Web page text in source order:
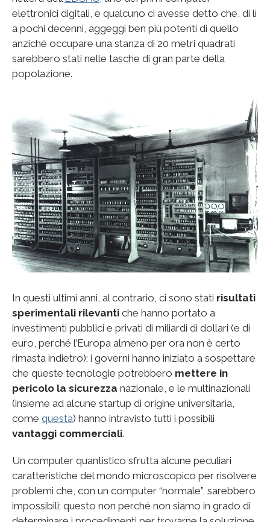
elettronici digitali, e qualcuno ci avesse detto che, di lì
a pochi decenni, aggeggi ben più potenti di quello
anziché occupare una stanza di 20 metri quadrati
sarebbero stati nelle tasche di gran parte della
popolazione.
In questi ultimi anni, al contrario, ci sono stati risultati
sperimentali rilevanti che hanno portato a
investimenti pubblici e privati di miliardi di dollari (e di
euro, perché l’Europa almeno per ora non è certo
rimasta indietro); i governi hanno iniziato a sospettare
che queste tecnologie potrebbero mettere in
pericolo la sicurezza nazionale, e le multinazionali
(insieme ad alcune startup di origine universitaria,
come questa) hanno intravisto tutti i possibili
vantaggi commerciali.
Un computer quantistico sfrutta alcune peculiari
caratteristiche del mondo microscopico per risolvere
problemi che, con un computer “normale”, sarebbero
impossibili; questo non perché non siamo in grado di